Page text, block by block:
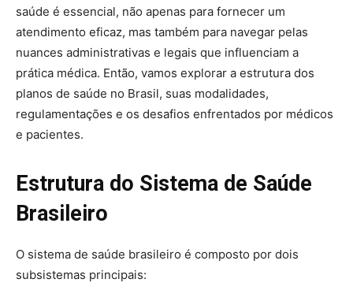
saúde é essencial, não apenas para fornecer um
atendimento eficaz, mas também para navegar pelas
nuances administrativas e legais que influenciam a
prática médica. Então, vamos explorar a estrutura dos
planos de saúde no Brasil, suas modalidades,
regulamentações e os desafios enfrentados por médicos
e pacientes.
Estrutura do Sistema de Saúde
Brasileiro
O sistema de saúde brasileiro é composto por dois
subsistemas principais: